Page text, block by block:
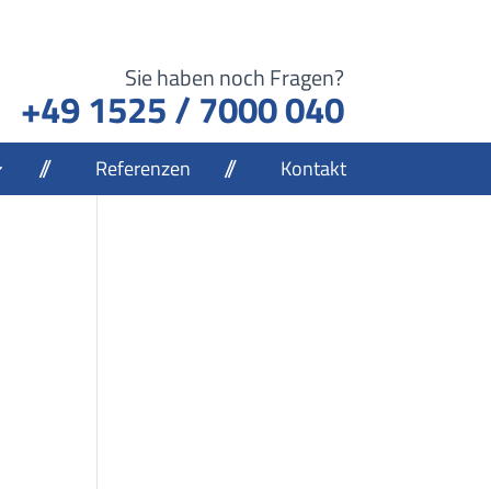
Sie haben noch Fragen?
+49 1525 / 7000 040
Referenzen Kontakt